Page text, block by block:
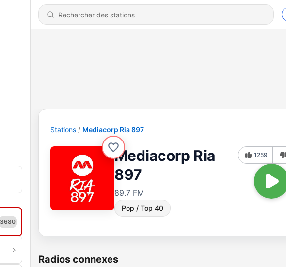
3680
Stations Mediacorp Ria 897
Mediacorp Ria
897
89.7 FM
Pop / Top 40
1259
Radios connexes